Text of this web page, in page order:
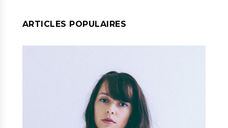
ARTICLES POPULAIRES